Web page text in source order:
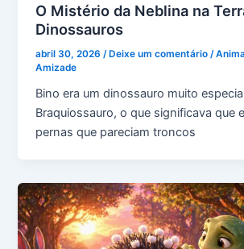
O Mistério da Neblina na
Dinossauros
abril 30, 2026 /Deixe um comentário /
Amizade
Bino era um dinossauro muito
Braquiossauro, o que significava que
pernas que pareciam troncos